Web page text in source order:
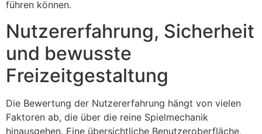
führen können.
Nutzererfahrung, Sicherheit
und bewusste
Freizeitgestaltung
Die Bewertung der Nutzererfahrung hängt von vielen
Faktoren ab, die über die reine Spielmechanik
hinausgehen. Eine übersichtliche Benutzeroberfläche,